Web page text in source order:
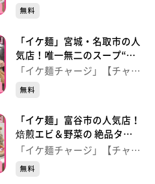
台・若林区）
ジ！】
無料
「イケ麺」宮城・名取市の人
気店！唯一無二のスープ“辛
みそ中華” 【中華そば い
「イケ麺チャージ」【チャー
ジ！】
無料
「イケ麺」富谷市の人気店！
焙煎エビ＆野菜の 絶品タン
メン 【麺や遊大】（宮城・
「イケ麺チャージ」【チャー
ジ！】
無料